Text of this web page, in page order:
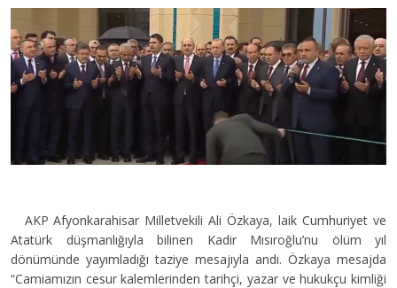
AKP Afyonkarahisar Milletvekili Ali Özkaya, laik Cumhuriyet ve
Atatürk düşmanlığıyla bilinen Kadir Mısıroğlu’nu ölüm yıl
dönümünde yayımladığı taziye mesajıyla andı. Özkaya mesajda
“Camiamızın cesur kalemlerinden tarihçi, yazar ve hukukçu kimliği